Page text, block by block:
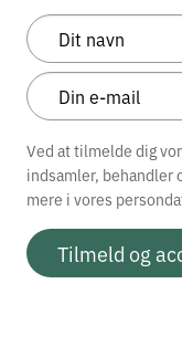
Ved at tilmelde dig
indsamler, behandler
mere i vores
Tilmeld og